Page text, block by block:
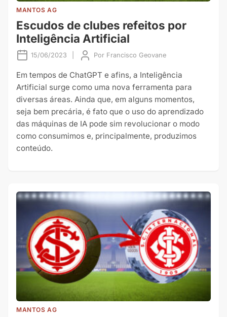
MANTOS AG
Escudos de clubes refeitos por
Inteligência Artificial
15/06/2023 Por Francisco Geovane
Em tempos de ChatGPT e afins, a Inteligência
Artificial surge como uma nova ferramenta para
diversas áreas. Ainda que, em alguns momentos,
seja bem precária, é fato que o uso do aprendizado
das máquinas de IA pode sim revolucionar o modo
como consumimos e, principalmente, produzimos
conteúdo.
MANTOS AG